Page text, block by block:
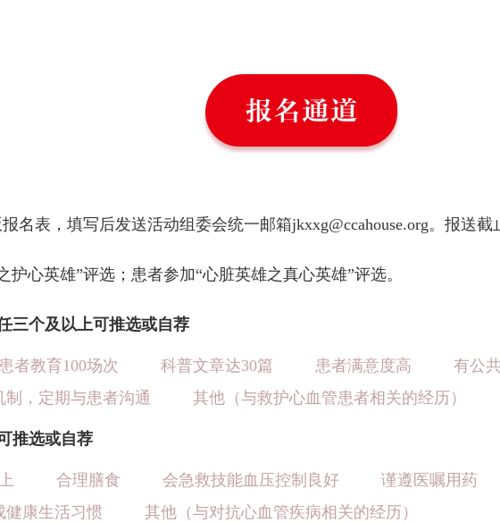
名表，填写后发送活动组委会统一邮箱jkxxg@ccahouse.org。报送截
心英雄”评选；患者参加“心脏英雄之真心英雄”评选。
三个及以上可推选或自荐
患者教育100场次 科普文章达30篇 患者满意度高 有公
制，定期与患者沟通 其他（与救护心血管患者相关的经历）
推选或自荐
合理膳食 会急救技能血压控制良好 谨遵医嘱用药
健康生活习惯 其他（与对抗心血管疾病相关的经历）